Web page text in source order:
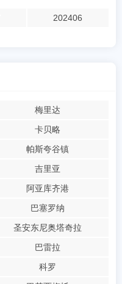
202406
梅里达
卡贝略
帕斯夸谷镇
吉里亚
阿亚库齐港
巴塞罗纳
圣安东尼奥塔奇拉
巴雷拉
科罗